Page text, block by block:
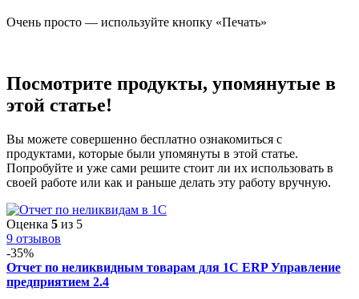
Очень просто — используйте кнопку «Печать»
Посмотрите продукты, упомянутые в
этой статье!
Вы можете совершенно бесплатно ознакомиться с
продуктами, которые были упомянуты в этой статье.
Попробуйте и уже сами решите стоит ли их использовать в
своей работе или как и раньше делать эту работу вручную.
Оценка 5 из 5
9 отзывов
-35%
Отчет по неликвидным товарам для 1С ERP Управление
предприятием 2.4